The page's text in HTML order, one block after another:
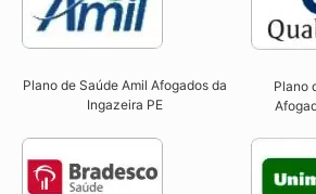
Plano de Saúde Amil Afogados da
Ingazeira PE
Plano